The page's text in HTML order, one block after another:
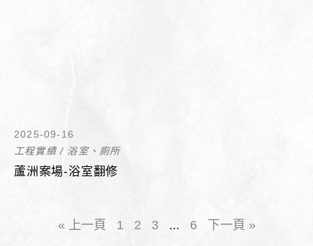
2025-09-16
工程實績/ 浴室、廁所
蘆洲案場-浴室翻修
« 上一頁 1 2 3 ... 6 下一頁 »